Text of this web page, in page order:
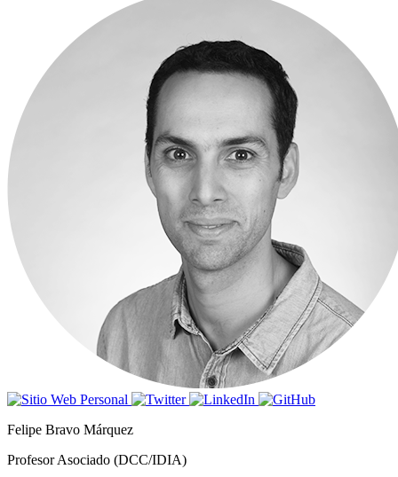
Felipe Bravo Márquez
Profesor Asociado (DCC/IDIA)